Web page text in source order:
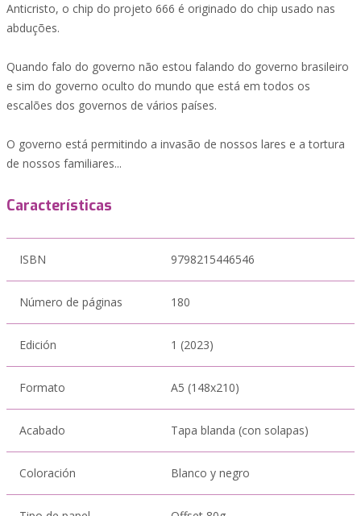
Anticristo, o chip do projeto 666 é originado do chip usado nas
abduções.
Quando falo do governo não estou falando do governo brasileiro
e sim do governo oculto do mundo que está em todos os
escalões dos governos de vários países.
O governo está permitindo a invasão de nossos lares e a tortura
de nossos familiares...
Características
ISBN 9798215446546
Número de páginas 180
Edición 1 (2023)
Formato A5 (148x210)
Acabado Tapa blanda (con solapas)
Coloración Blanco y negro